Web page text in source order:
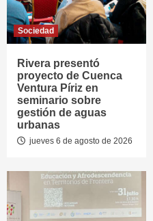
Sociedad
Rivera presentó
proyecto de Cuenca
Ventura Píriz en
seminario sobre
gestión de aguas
urbanas
jueves 6 de agosto de 2026